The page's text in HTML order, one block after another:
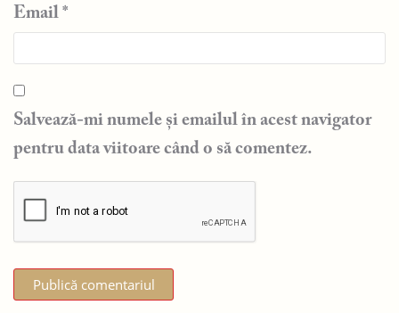
Email *
Salvează-mi numele și emailul în acest navigator
pentru data viitoare când o să comentez.